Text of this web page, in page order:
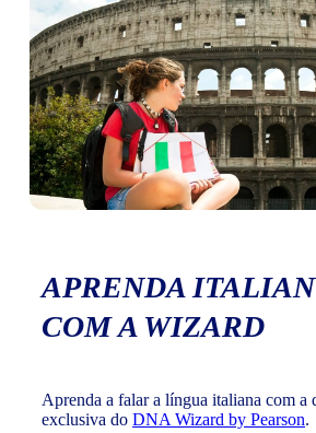
APRENDA
COM A WIZARD
Aprenda a falar a língua italiana com a
exclusiva do DNA Wizard by Pearson.